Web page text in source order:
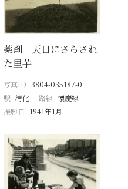
薬剤 天日にさらされ
た里芋
写真ID 3804-035187-0
駅 清化 路線 懐慶線
撮影日
1941年1月